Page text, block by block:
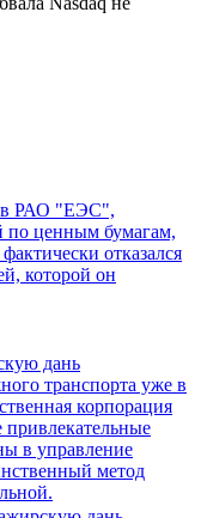
РАО "ЕЭС",
по ценным бумагам,
отказался
которой он
дань
транспорта уже в
корпорация
привлекательные
в управление
метод